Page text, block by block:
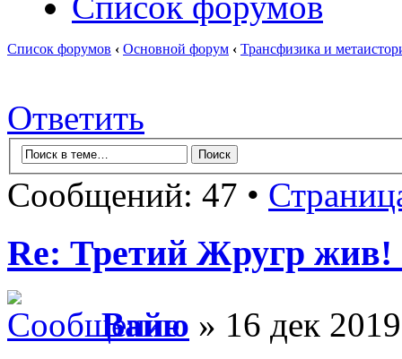
Список форумов ‹ Основной форум ‹ Трансфизика и
Ответить
Сообщений: 47 •
Re: Третий Жругр жив!
Вайю » 16 дек